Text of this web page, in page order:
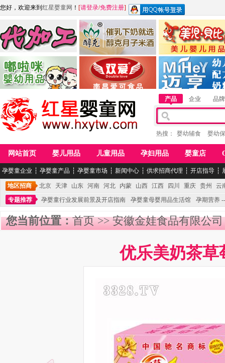
您好，欢迎来到 红星婴童网 ！ [请登录/免费注册]
江西麦嘟嘟食品有限公司
青岛嘟啦咪婴幼儿用品公司
江西醇之客月子米酒 惠州市美儿婴儿用品
湖南迈亨母婴用品有限
产品 企业 品牌
热搜： 婴幼辅食 婴幼
网站首页 婴儿用品 儿童用品 孕妇用品 婴童店
孕婴童企业 ┆ 孕婴童产品 ┆ 孕婴童市场 ┆ 新闻中心 ┆ 供求招商代理 ┆ 开店指导 ┆
地区招商 北京 天津 山东 河南 河北 内蒙 山西 江西 四川 重庆 贵州
云
专题推荐
孕婴童行业发展前景及开店指南 孕婴童母婴用品生活馆 孕期营养
您当前位置：首页>>安徽金娃食品有限公司
优乐美奶茶草